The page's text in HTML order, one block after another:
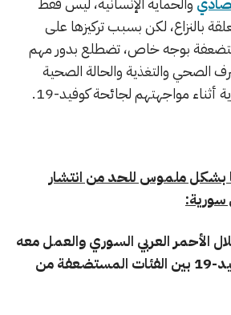
بالنزاع، لكن بسبب تركيزها على
بوجه خاص، تضطلع بدور مهم
الصحي والتغذية والحالة الصحية
أثناء مواجهتهم لجائحة كوفيد-19.
بشكل ملموس للحد من انتشار
الأحمر العربي السوري والعمل معه
للحد من انتشار كوفيد-19 بين الفئات المستضعفة من